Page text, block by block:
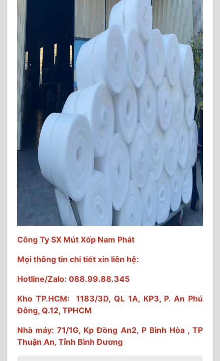
Công Ty SX Mút Xốp Nam Phát
Mọi thông tin chi tiết xin liên hệ:
Hotline/Zalo: 088.99.88.345
Kho TP.HCM: 1183/3D, QL 1A, KP3, P. An Phú
Đông, Q.12, TPHCM
Nhà máy: 71/1G, Kp Đồng An2, P Bình Hòa , TP
Thuận An, Tỉnh Bình Dương